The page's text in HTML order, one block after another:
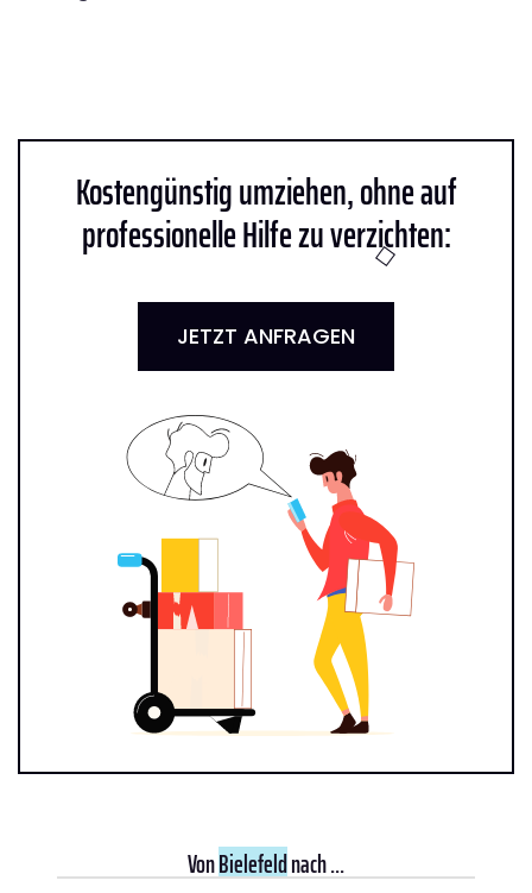
Kostengünstig umziehen, ohne auf
professionelle Hilfe zu verzichten:
JETZT ANFRAGEN
VonBielefeldnach ...